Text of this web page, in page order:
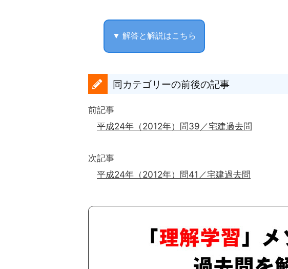
▼ 解答と解説はこちら
同カテゴリーの前後の記事
前記事
平成24年（2012年）問39／宅建過去問
次記事
平成24年（2012年）問41／宅建過去問